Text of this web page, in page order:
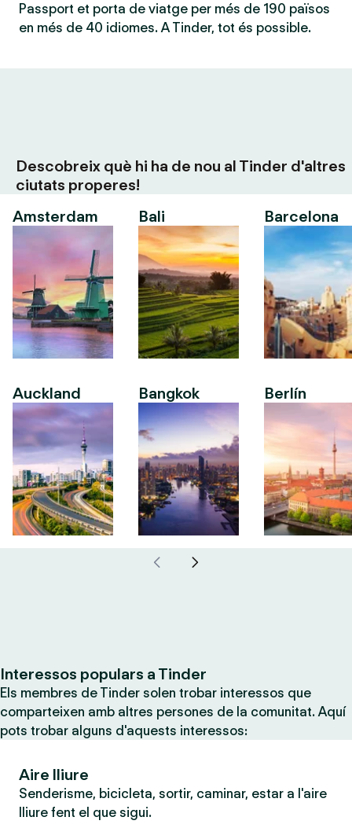
Passport et porta de viatge per més de 190 països
en més de 40 idiomes. A Tinder, tot és possible.
Descobreix què hi ha de nou al Tinder d'altres
ciutats properes!
Amsterdam
Auckland
Bali
Bangkok
Barcelona
Berlín
Interessos populars a Tinder
Els membres de Tinder solen trobar interessos que
comparteixen amb altres persones de la comunitat. Aquí
pots trobar alguns d'aquests interessos:
Aire lliure
Senderisme, bicicleta, sortir, caminar, estar a l'aire
lliure fent el que sigui.